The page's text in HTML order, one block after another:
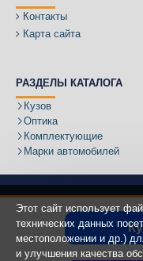
Контакты
Карта сайта
РАЗДЕЛЫ КАТАЛОГА
Кузов
Оптика
Комплектующие
Марки автомобилей
Этот сайт использует
технических данных
местоположении и др.)
и улучшения качества